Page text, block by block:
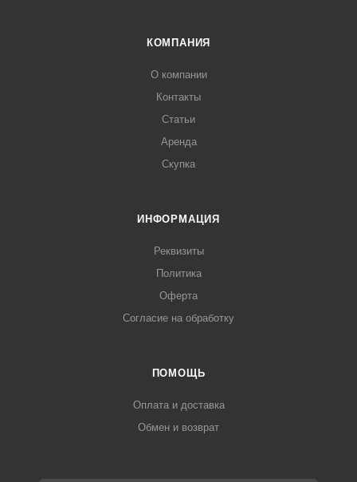
КОМПАНИЯ
О компании
Контакты
Статьи
Аренда
Скупка
ИНФОРМАЦИЯ
Реквизиты
Политика
Оферта
Согласие на обработку
ПОМОЩЬ
Оплата и доставка
Обмен и возврат